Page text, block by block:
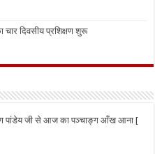
दिवसीय प्रशिक्षण शुरू
पांडेय जी से आज का पञ्चाङ्ग आँख आना [